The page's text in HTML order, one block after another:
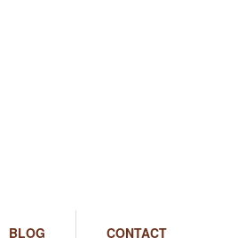
BLOG CONTACT